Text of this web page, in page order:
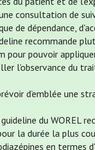
consultation de
de dépendance,
recommande
pour pouvoir
l’observance du
d’emblée une
du WOREL
la durée la plus
en